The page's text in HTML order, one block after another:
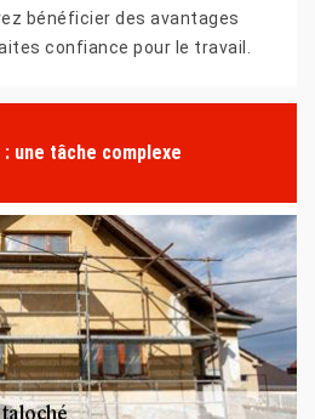
bénéficier des avantages
confiance pour le travail.
une tâche complexe